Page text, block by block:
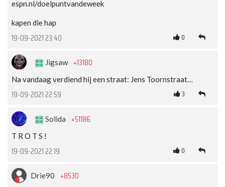
espn.nl/doelpuntvandeweek
kapen die hap
19-09-2021 23:40 0
Jigsaw +13180
Na vandaag verdiend hij een straat: Jens Toornstraat…
19-09-2021 22:59 3
Solida +51186
T R O T S !
19-09-2021 22:19 0
Drie90 +8530